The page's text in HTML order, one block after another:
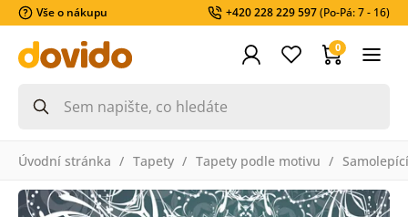
Vše o nákupu +420 228 229 597(Po-Pá: 7 - 16)
0
Úvodní stránka Tapety Tapety podle motivu